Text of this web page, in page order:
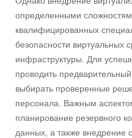
определенными
квалифицированных
безопасности виртуальных
инфраструктуры. Для
проводить
выбирать проверенные
персонала. Важным
планирование резервного
данных, а также внедрение